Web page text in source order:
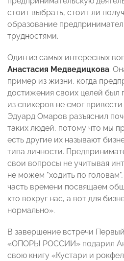
стоит выбрать, стоит ли
образование
трудностями.
Один из самых интересных
Анастасия Медведицкова.
пример из жизни, когда
достижения своих целей был
из спикеров не смог
Эдуард Омаров разъяснил
таких людей, потому что мы
есть другие их называют
типа личности.
свои вопросы не учитывая
не можем "ходить по
часть времени посвящаем
кто вокруг нас, а вот для
нормально».
В завершение встречи
«ОПОРЫ РОССИИ» подарил
свою книгу «Кустари и